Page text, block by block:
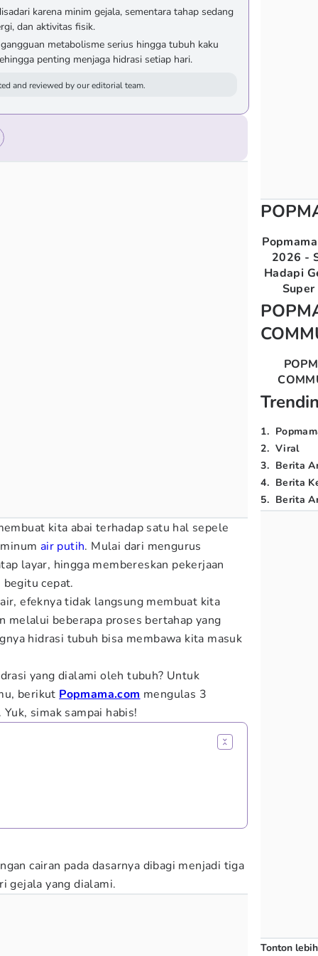
karena minim gejala, sementara tahap sedang
dan aktivitas fisik.
metabolisme serius hingga tubuh kaku
penting menjaga hidrasi setiap hari.
and reviewed by our editorial team.
kita abai terhadap satu hal sepele
air putih. Mulai dari mengurus
layar, hingga membereskan pekerjaan
cepat.
efeknya tidak langsung membuat kita
melalui beberapa proses bertahap yang
hidrasi tubuh bisa membawa kita masuk
yang dialami oleh tubuh? Untuk
berikut Popmama.com mengulas 3
simak sampai habis!
cairan pada dasarnya dibagi menjadi tiga
gejala yang dialami.
2026 -
Hadapi
1.
2. Viral
3. Berita
4. Berita
5. Berita
Tonton